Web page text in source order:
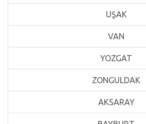
UŞAK
VAN
YOZGAT
ZONGULDAK
AKSARAY